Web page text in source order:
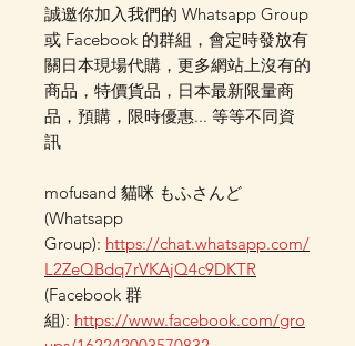
誠邀你加入我們的 Whatsapp Group
或 Facebook 的群組，會定時發放有
關日本現場代購，更多網站上沒有的
商品，特價貨品，日本最新限量商
品，預購，限時優惠... 等等不同資
訊
mofusand 貓咪 もふさんど
(Whatsapp
Group): https://chat.whatsapp.com/
L2ZeQBdq7rVKAjQ4c9DKTR
(Facebook 群
組): https://www.facebook.com/gro